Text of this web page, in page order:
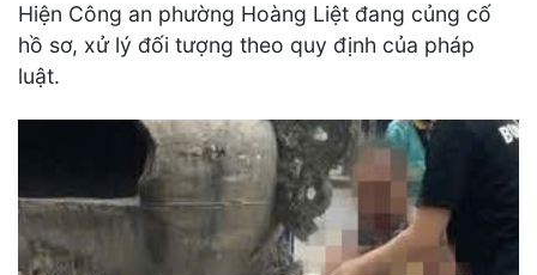
Hiện Công an phường Hoàng Liệt đang củng cố
hồ sơ, xử lý đối tượng theo quy định của pháp
luật.